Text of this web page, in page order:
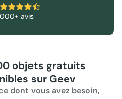
avis
objets gratuits
sur Geev
dont vous avez besoin,